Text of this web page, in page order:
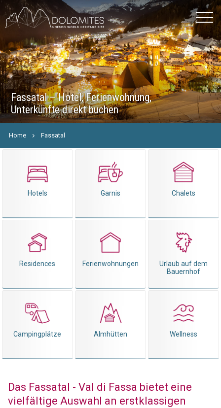
Fassatal – Hotel, Ferienwohnung,
Unterkünfte direkt buchen
Home Fassatal
Hotels Garnis Chalets
Residences Ferienwohnungen
Urlaub auf dem
Bauernhof
Campingplätze Almhütten Wellness
Das Fassatal - Val di Fassa bietet eine
vielfältige Auswahl an erstklassigen